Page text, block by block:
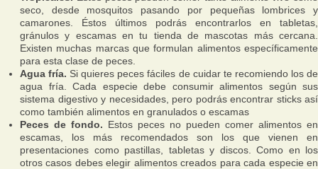
seco, desde mosquitos pasando por pequeñas lombrices y
camarones. Éstos últimos podrás encontrarlos en tabletas,
gránulos y escamas en tu tienda de mascotas más cercana.
Existen muchas marcas que formulan alimentos específicamente
para esta clase de peces.
Agua fría. Si quieres peces fáciles de cuidar te recomiendo los de
agua fría. Cada especie debe consumir alimentos según sus
sistema digestivo y necesidades, pero podrás encontrar sticks así
como también alimentos en granulados o escamas
Peces de fondo. Estos peces no pueden comer alimentos en
escamas, los más recomendados son los que vienen en
presentaciones como pastillas, tabletas y discos. Como en los
otros casos debes elegir alimentos creados para cada especie en